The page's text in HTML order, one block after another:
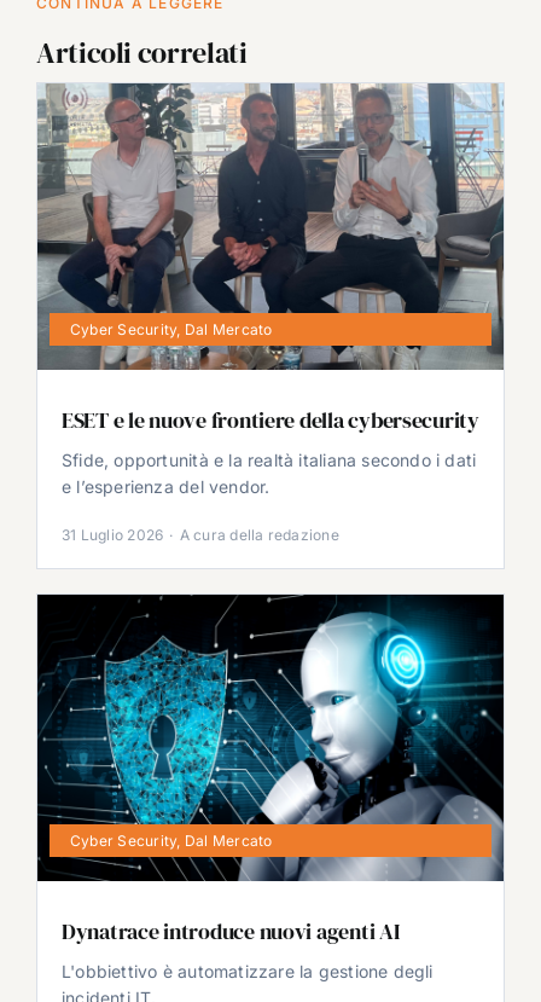
Articoli correlati
Cyber Security, Dal Mercato
ESET e le nuove frontiere della cybersecurity
Sfide, opportunità e la realtà italiana secondo i dati
e l’esperienza del vendor.
31 Luglio 2026 · A cura della redazione
Cyber Security, Dal Mercato
Dynatrace introduce nuovi agenti AI
L'obbiettivo è automatizzare la gestione degli
incidenti IT.